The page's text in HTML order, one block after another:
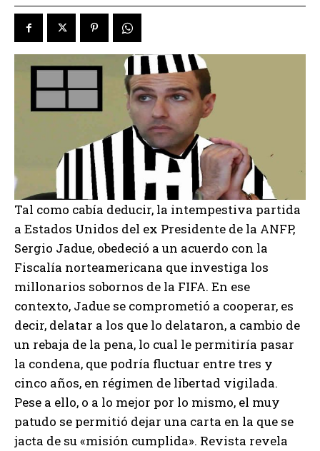
Tal como cabía deducir, la intempestiva partida
a Estados Unidos del ex Presidente de la ANFP,
Sergio Jadue, obedeció a un acuerdo con la
Fiscalía norteamericana que investiga los
millonarios sobornos de la FIFA. En ese
contexto, Jadue se comprometió a cooperar, es
decir, delatar a los que lo delataron, a cambio de
un rebaja de la pena, lo cual le permitiría pasar
la condena, que podría fluctuar entre tres y
cinco años, en régimen de libertad vigilada.
Pese a ello, o a lo mejor por lo mismo, el muy
patudo se permitió dejar una carta en la que se
jacta de su «misión cumplida». Revista revela